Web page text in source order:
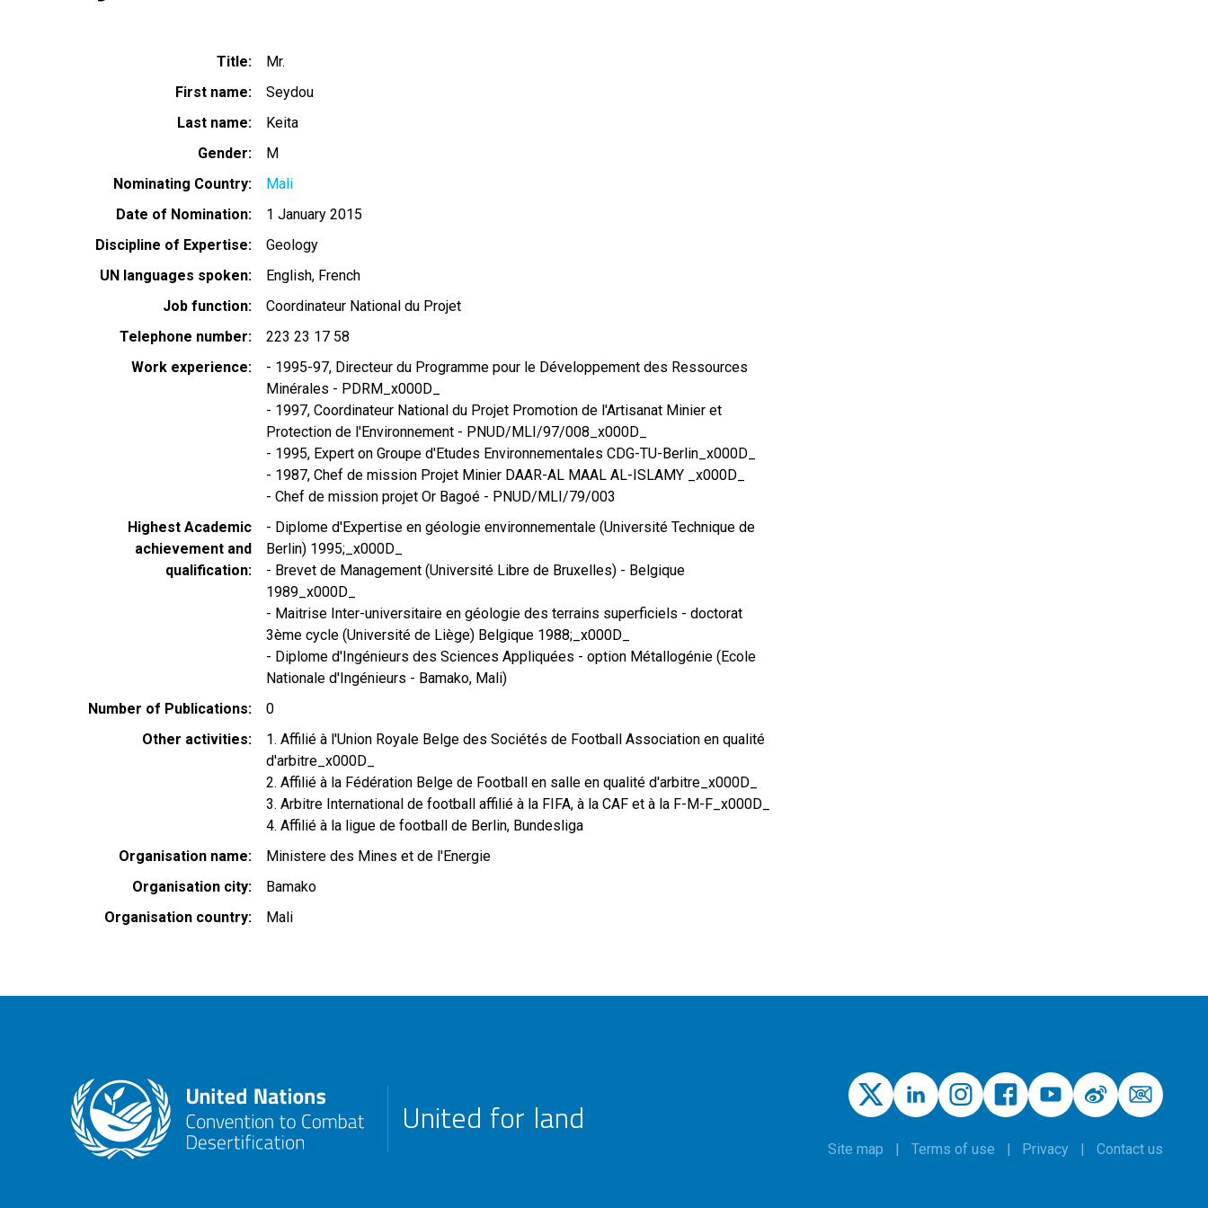
Title
Mr.
First name
Seydou
Last name
Keita
Gender
M
Nominating Country
Mali
Date of Nomination
1 January 2015
Discipline of Expertise
Geology
UN languages spoken
English French
Job function
Coordinateur National du Projet
Telephone number
223 23 17 58
Work experience
- 1995-97, Directeur du Programme pour le Développement des Ressources
Minérales - PDRM_x000D_
- 1997, Coordinateur National du Projet Promotion de l'Artisanat Minier et
Protection de l'Environnement - PNUD/MLI/97/008_x000D_
- 1995, Expert on Groupe d'Etudes Environnementales CDG-TU-Berlin_x000D_
- 1987, Chef de mission Projet Minier DAAR-AL MAAL AL-ISLAMY _x000D_
- Chef de mission projet Or Bagoé - PNUD/MLI/79/003
Highest Academic
achievement and
qualification
- Diplome d'Expertise en géologie environnementale (Université Technique de
Berlin) 1995;_x000D_
- Brevet de Management (Université Libre de Bruxelles) - Belgique
1989_x000D_
- Maitrise Inter-universitaire en géologie des terrains superficiels - doctorat
3ème cycle (Université de Liège) Belgique 1988;_x000D_
- Diplome d'Ingénieurs des Sciences Appliquées - option Métallogénie (Ecole
Nationale d'Ingénieurs - Bamako, Mali)
Number of Publications
0
Other activities
1. Affilié à l'Union Royale Belge des Sociétés de Football Association en qualité
d'arbitre_x000D_
2. Affilié à la Fédération Belge de Football en salle en qualité d'arbitre_x000D_
3. Arbitre International de football affilié à la FIFA, à la CAF et à la F-M-F_x000D_
4. Affilié à la ligue de football de Berlin, Bundesliga
Organisation name
Ministere des Mines et de l'Energie
Organisation city
Bamako
Organisation country
Mali
United for land
Site map Terms of use Privacy Contact us